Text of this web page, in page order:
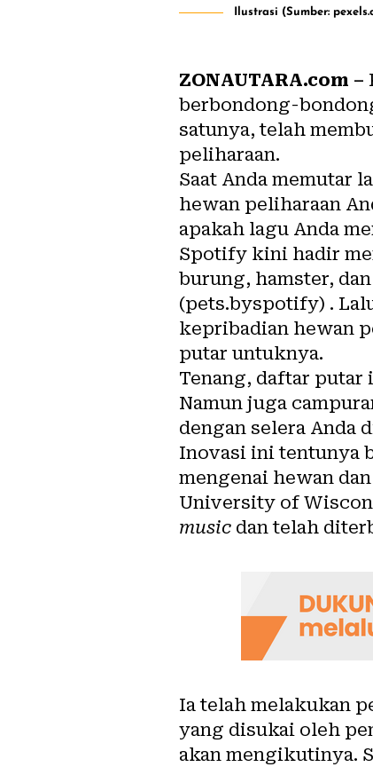
Ilustrasi (Sumber:
ZONAUTARA.com –
berbondong-
satunya, telah
peliharaan.
Saat Anda memutar
hewan peliharaan
apakah lagu Anda
Spotify kini hadir
burung, hamster,
(pets.byspotify) .
kepribadian hewan
putar untuknya.
Tenang, daftar putar
Namun juga
dengan selera Anda
Inovasi ini tentunya
mengenai hewan dan
University of
music dan telah
Ia telah melakukan
yang disukai oleh
akan mengikutinya.